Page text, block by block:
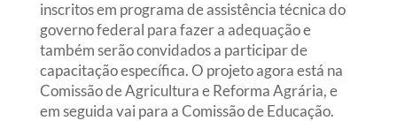
inscritos em programa de assistência técnica do
governo federal para fazer a adequação e
também serão convidados a participar de
capacitação específica. O projeto agora está na
Comissão de Agricultura e Reforma Agrária, e
em seguida vai para a Comissão de Educação.